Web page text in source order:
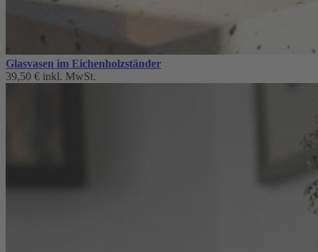
Glasvasen im Eichenholzständer
39,50 € inkl. MwSt.